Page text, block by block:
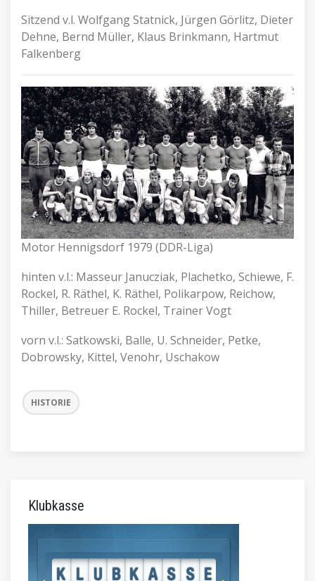
Sitzend v.l. Wolfgang Statnick, Jürgen Görlitz, Dieter
Dehne, Bernd Müller, Klaus Brinkmann, Hartmut
Falkenberg
Motor Hennigsdorf 1979 (DDR-Liga)
hinten v.l.: Masseur Janucziak, Plachetko, Schiewe, F.
Rockel, R. Räthel, K. Räthel, Polikarpow, Reichow,
Thiller, Betreuer E. Rockel, Trainer Vogt
vorn v.l.: Satkowski, Balle, U. Schneider, Petke,
Dobrowsky, Kittel, Venohr, Uschakow
HISTORIE
Klubkasse